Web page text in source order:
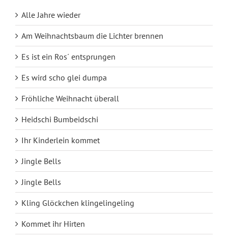
Alle Jahre wieder
Am Weihnachtsbaum die Lichter brennen
Es ist ein Ros´ entsprungen
Es wird scho glei dumpa
Fröhliche Weihnacht überall
Heidschi Bumbeidschi
Ihr Kinderlein kommet
Jingle Bells
Jingle Bells
Kling Glöckchen klingelingeling
Kommet ihr Hirten